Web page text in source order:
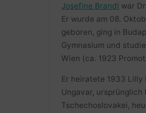
Josefine Brandl war
Er wurde am 08.
geboren, ging in
Gymnasium und
Wien (ca. 1923
Er heiratete 1933 Lilly
Ungavar, ursprünglich
Tschechoslovakei,